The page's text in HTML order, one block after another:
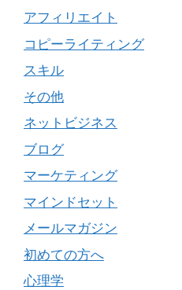
アフィリエイト
コピーライティング
スキル
その他
ネットビジネス
ブログ
マーケティング
マインドセット
メールマガジン
初めての方へ
心理学